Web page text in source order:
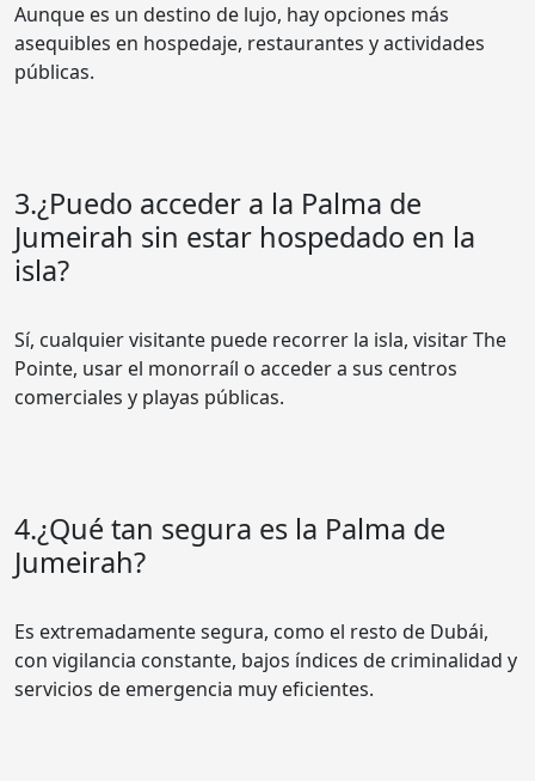
Aunque es un destino de lujo, hay opciones más
asequibles en hospedaje, restaurantes y actividades
públicas.
3.¿Puedo acceder a la Palma de
Jumeirah sin estar hospedado en la
isla?
Sí, cualquier visitante puede recorrer la isla, visitar The
Pointe, usar el monorraíl o acceder a sus centros
comerciales y playas públicas.
4.¿Qué tan segura es la Palma de
Jumeirah?
Es extremadamente segura, como el resto de Dubái,
con vigilancia constante, bajos índices de criminalidad y
servicios de emergencia muy eficientes.